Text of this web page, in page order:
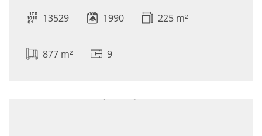
13529 1990 225 m²
877 m² 9